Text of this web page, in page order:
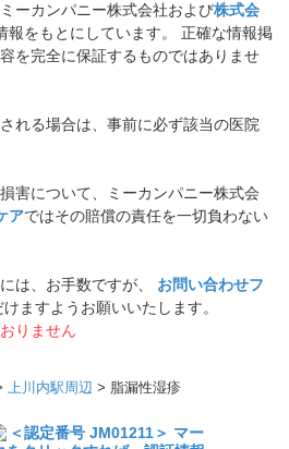
ーカンパニー株式会社および株式会
報をもとにしています。 正確な情報掲
を完全に保証するものではありませ
れる場合は、事前に必ず該当の医院
害について、ミーカンパニー株式会
アではその賠償の責任を一切負わない
は、お手数ですが、 お問い合わせフ
ますようお願いいたします。
りません
上川内駅周辺 > 脂漏性湿疹